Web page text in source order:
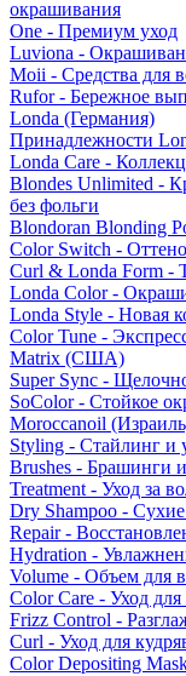
окрашивания
One - Премиум уход
Luviona -
Moii - Средства для
Rufor - Бережное
Londa (Германия)
Принадлежности
Londa Care -
Blondes Unlimited -
без фольги
Blondoran Blonding
Color Switch -
Curl & Londa Form -
Londa Color -
Londa Style - Новая
Color Tune -
Matrix (США)
Super Sync -
SoColor - Стойкое
Moroccanoil
Styling - Стайлинг и
Brushes - Брашинги
Treatment - Уход за
Dry Shampoo -
Repair -
Hydration -
Volume - Объем для
Color Care - Уход
Frizz Control -
Curl - Уход для
Color Depositing